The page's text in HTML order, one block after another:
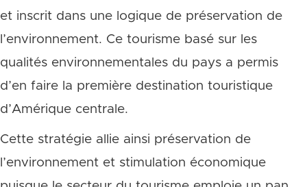
et inscrit dans une logique de préservation de
l’environnement. Ce tourisme basé sur les
qualités environnementales du pays a permis
d’en faire la première destination touristique
d’Amérique centrale.
Cette stratégie allie ainsi préservation de
l’environnement et stimulation économique